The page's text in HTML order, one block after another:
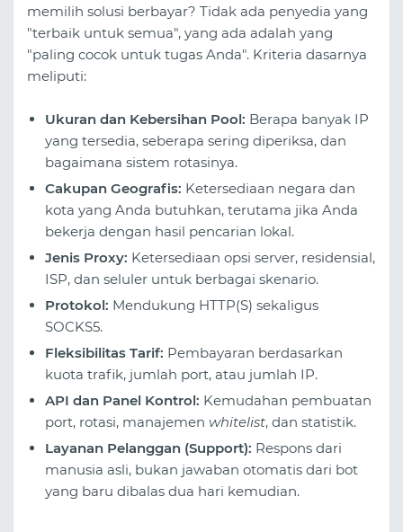
memilih solusi berbayar? Tidak ada penyedia yang
"terbaik untuk semua", yang ada adalah yang
"paling cocok untuk tugas Anda". Kriteria dasarnya
meliputi:
Ukuran dan Kebersihan Pool: Berapa banyak IP
yang tersedia, seberapa sering diperiksa, dan
bagaimana sistem rotasinya.
Cakupan Geografis: Ketersediaan negara dan
kota yang Anda butuhkan, terutama jika Anda
bekerja dengan hasil pencarian lokal.
Jenis Proxy: Ketersediaan opsi server, residensial,
ISP, dan seluler untuk berbagai skenario.
Protokol: Mendukung HTTP(S) sekaligus
SOCKS5.
Fleksibilitas Tarif: Pembayaran berdasarkan
kuota trafik, jumlah port, atau jumlah IP.
API dan Panel Kontrol: Kemudahan pembuatan
port, rotasi, manajemen whitelist, dan statistik.
Layanan Pelanggan (Support): Respons dari
manusia asli, bukan jawaban otomatis dari bot
yang baru dibalas dua hari kemudian.